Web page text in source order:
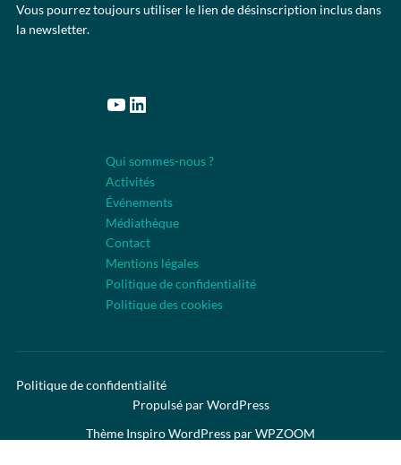
Vous pourrez toujours utiliser le lien de désinscription inclus dans
la newsletter.
YouTube
LinkedIn
Qui sommes-nous ?
Activités
Événements
Médiathèque
Contact
Mentions légales
Politique de confidentialité
Politique des cookies
Politique de confidentialité
Propulsé par WordPress
Thème Inspiro WordPress parWPZOOM